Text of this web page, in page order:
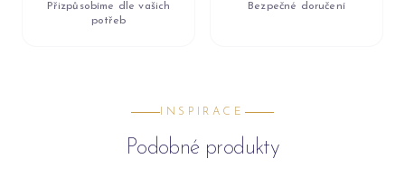
Přizpůsobíme dle vašich
potřeb
Bezpečné doručení
INSPIRACE
Podobné produkty